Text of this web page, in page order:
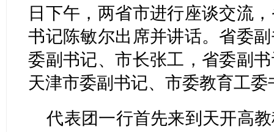
日下午，两省市进行座谈交流
书记陈敏尔出席并讲话。省委
委副书记、市长张工，省委副
天津市委副书记、市委教育工
代表团一行首先来到天开高